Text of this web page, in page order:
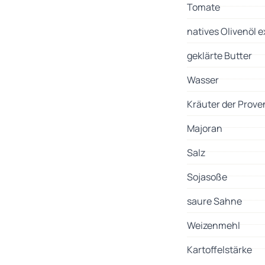
Tomate
natives Olivenöl
geklärte Butter
Wasser
Kräuter der
Majoran
Salz
Sojasoße
saure Sahne
Weizenmehl
Kartoffelstärke